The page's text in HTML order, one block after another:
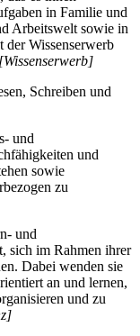
in Familie und
Arbeitswelt sowie in
Wissenserwerb
[Wissenserwerb]
Schreiben und
und
und
sowie
zu
und
sich im Rahmen ihrer
Dabei wenden sie
an und lernen,
und zu